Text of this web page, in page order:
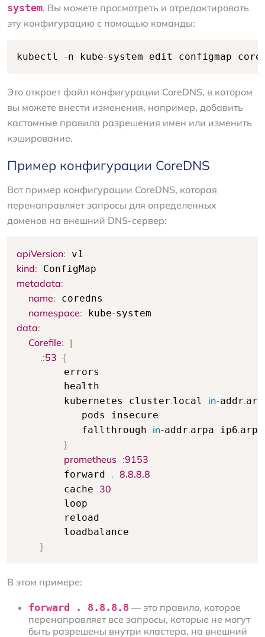
system. Вы можете просмотреть и отредактировать
эту конфигурацию с помощью команды:
kubectl -n kube-system edit configmap
Это откроет файл конфигурации CoreDNS, в котором
вы можете внести изменения, например, добавить
кастомные правила разрешения имен или изменить
кэширование.
Пример конфигурации CoreDNS
Вот пример конфигурации CoreDNS, которая
перенаправляет запросы для определенных
доменов на внешний DNS-сервер:
apiVersion:
kind:
metadata:
name: coredns
namespace: kube-
data:
Corefile: |
.:53 {
        errors
        health
        kubernetes cluster
.local in-addr.
           pods insecure
           fallthrough
in-addr.arpa ip6.arpa
}
prometheus :9153
        forward
. 8.8.8.8
        cache
30
        loop
        reload
        loadbalance
}
В этом примере:
forward . 8.8.8.8 — это правило, которое
перенаправляет все запросы, которые не могут
быть разрешены внутри кластера, на внешний